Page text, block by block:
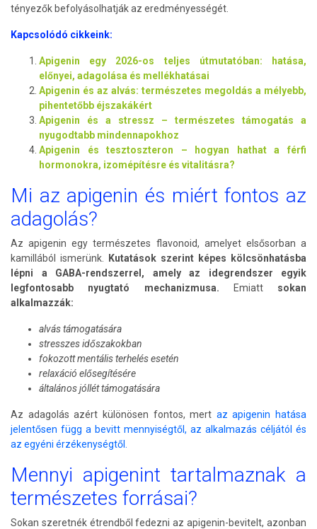
tényezők befolyásolhatják az eredményességét.
Kapcsolódó cikkeink:
Apigenin egy 2026-os teljes útmutatóban: hatása,
előnyei, adagolása és mellékhatásai
Apigenin és az alvás: természetes megoldás a mélyebb,
pihentetőbb éjszakákért
Apigenin és a stressz – természetes támogatás a
nyugodtabb mindennapokhoz
Apigenin és tesztoszteron – hogyan hathat a férfi
hormonokra, izomépítésre és vitalitásra?
Mi az apigenin és miért fontos az
adagolás?
Az apigenin egy természetes flavonoid, amelyet elsősorban a
kamillából ismerünk.
Kutatások szerint képes kölcsönhatásba
lépni a GABA-rendszerrel, amely az idegrendszer egyik
legfontosabb nyugtató mechanizmusa. Emiatt sokan
alkalmazzák:
alvás támogatására
stresszes időszakokban
fokozott mentális terhelés esetén
relaxáció elősegítésére
általános jóllét támogatására
Az adagolás azért különösen fontos, mert az apigenin hatása
jelentősen függ a bevitt mennyiségtől, az alkalmazás céljától és
az egyéni érzékenységtől.
Mennyi apigenint tartalmaznak a
természetes forrásai?
Sokan szeretnék étrendből fedezni az apigenin-bevitelt, azonban